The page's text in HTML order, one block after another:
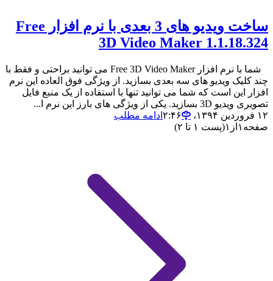
ساخت ویدیو های 3 بعدی با نرم افزار Free
3D Video Maker 1.1.18.324
شما با نرم افزار Free 3D Video Maker می توانید براحتی و فقط با
چند کلیک ویدیو های سه بعدی بسازید. از ویژگی فوق العاده این نرم
افزار این است که شما می توانید تنها با استفاده از یک منبع فایل
تصویری ویدیو 3D بسازید. یکی از ویژگی های بارز این نرم ا...
۱۲ فروردین ۱۳۹۴،‏ ۲:۴۶
ادامه مطلب
صفحه ۱ از ۱(پست ۱ تا ۲)